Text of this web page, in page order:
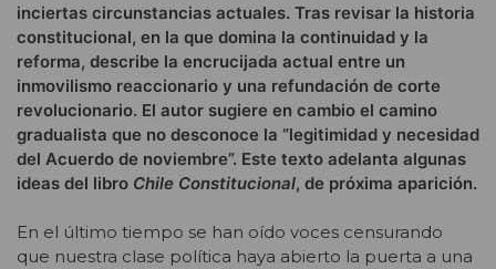
inciertas circunstancias actuales. Tras revisar la historia
constitucional, en la que domina la continuidad y la
reforma, describe la encrucijada actual entre un
inmovilismo reaccionario y una refundación de corte
revolucionario. El autor sugiere en cambio el camino
gradualista que no desconoce la “legitimidad y necesidad
del Acuerdo de noviembre”. Este texto adelanta algunas
ideas del libro Chile Constitucional, de próxima aparición.
En el último tiempo se han oído voces censurando
que nuestra clase política haya abierto la puerta a una